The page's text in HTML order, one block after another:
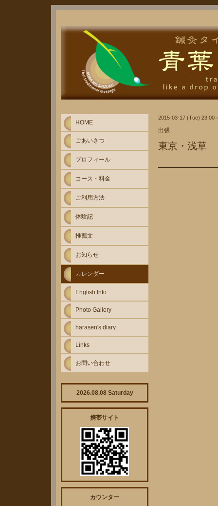
2015-03-17 (Tue) 23:00
出張
東京・浅草
HOME
ごあいさつ
プロフィール
コース・料金
ご利用方法
体験記
推薦文
お知らせ
カレンダー
English Info
Photo Gallery
harasen's diary
Links
お問い合わせ
2026.08.08 Saturday
携帯サイト
カウンター